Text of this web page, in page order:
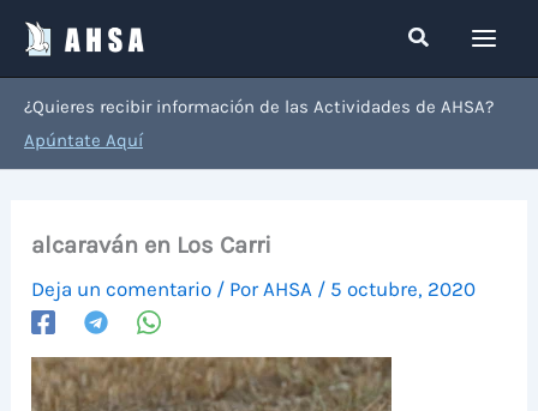
contenido
Buscar
¿Quieres recibir información de las Actividades de AHSA?
Apúntate Aquí
alcaraván en Los Carri
Deja un comentario / Por AHSA / 5 octubre, 2020